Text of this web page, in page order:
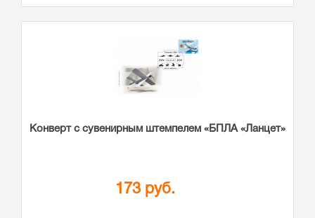
Конверт с сувенирным штемпелем «БПЛА «Ланцет»
173 руб.